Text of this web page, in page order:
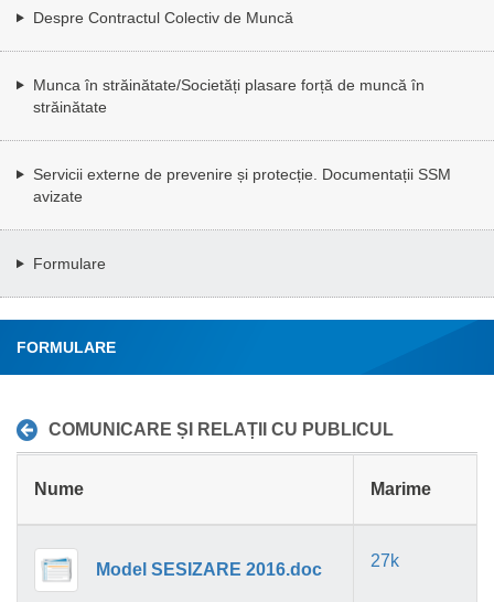
Despre Contractul Colectiv de Muncă
Munca în străinătate/Societăți plasare forță de muncă în
străinătate
Servicii externe de prevenire și protecție. Documentații SSM
avizate
Formulare
FORMULARE
COMUNICARE ȘI RELAȚII CU PUBLICUL
Nume Marime
Model SESIZARE 2016.doc 27k